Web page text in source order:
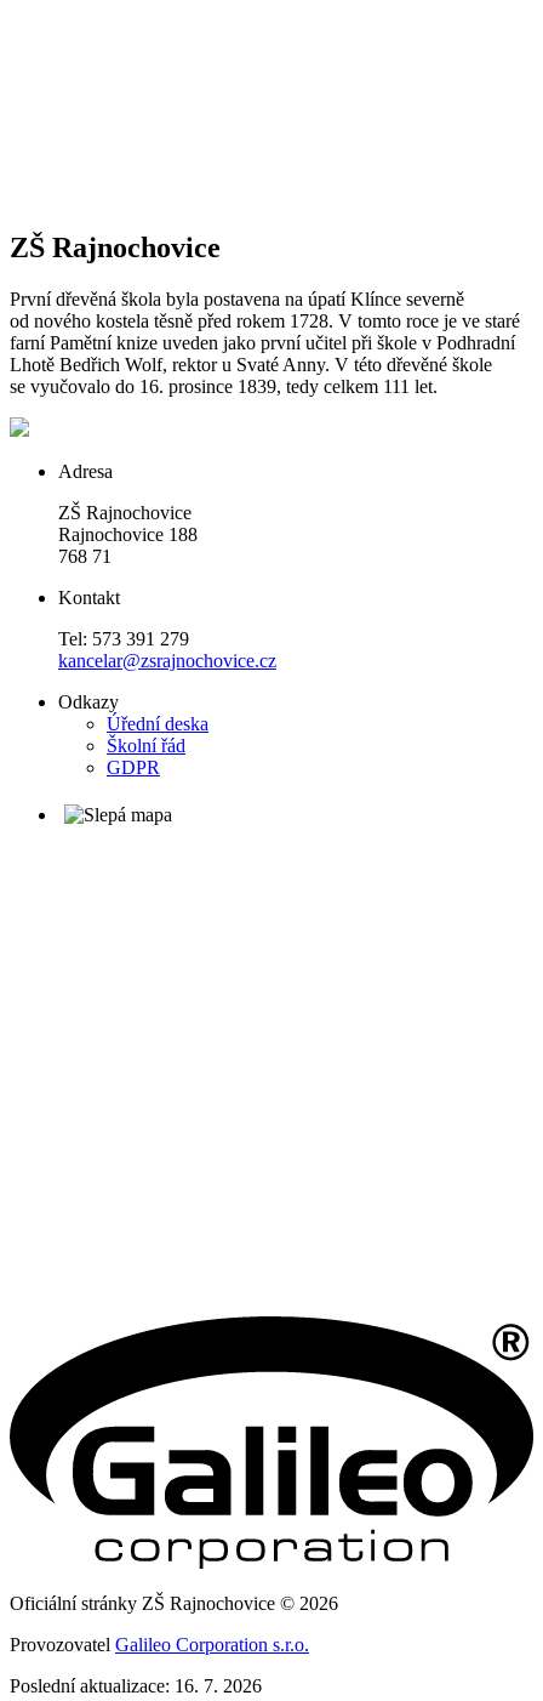
ZŠ Rajnochovice
První dřevěná škola byla postavena na úpatí Klínce severně
od nového kostela těsně před rokem 1728. V tomto roce je ve staré
farní Pamětní knize uveden jako první učitel při škole v Podhradní
Lhotě Bedřich Wolf, rektor u Svaté Anny. V této dřevěné škole
se vyučovalo do 16. prosince 1839, tedy celkem 111 let.
Adresa
ZŠ Rajnochovice
Rajnochovice 188
768 71
Kontakt
Tel: 573 391 279
kancelar@zsrajnochovice.cz
Odkazy
Úřední deska
Školní řád
GDPR
Oficiální stránky ZŠ Rajnochovice © 2026
Provozovatel Galileo Corporation s.r.o.
Poslední aktualizace: 16. 7. 2026